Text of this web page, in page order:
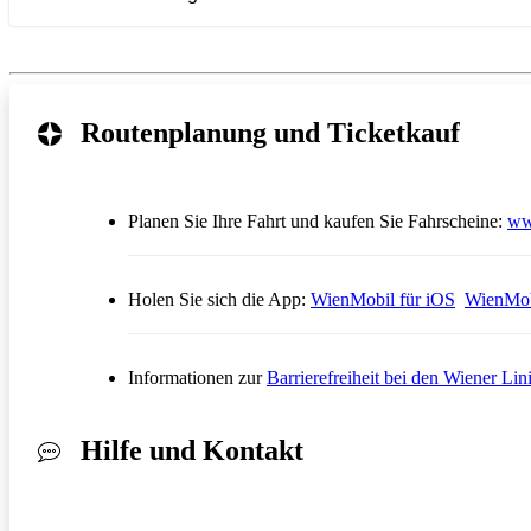
Routenplanung und Ticketkauf
Planen Sie Ihre Fahrt und kaufen Sie Fahrscheine:
Holen Sie sich die App: WienMobil für iOS Öffnet in
Informationen zurBarrierefreiheit bei den Wiener
Hilfe und Kontakt